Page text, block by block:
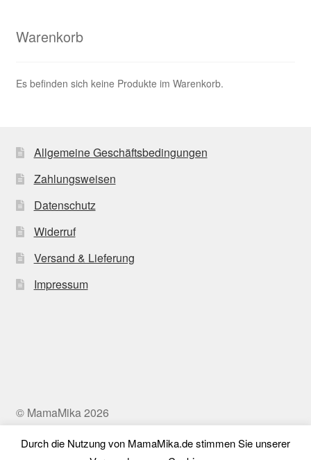
Warenkorb
Es befinden sich keine Produkte im Warenkorb.
Allgemeine Geschäftsbedingungen
Zahlungsweisen
Datenschutz
Widerruf
Versand & Lieferung
Impressum
© MamaMika 2026
Datenschutz Erstellt mit WooCommerce.
Durch die Nutzung von MamaMika.de stimmen Sie unserer